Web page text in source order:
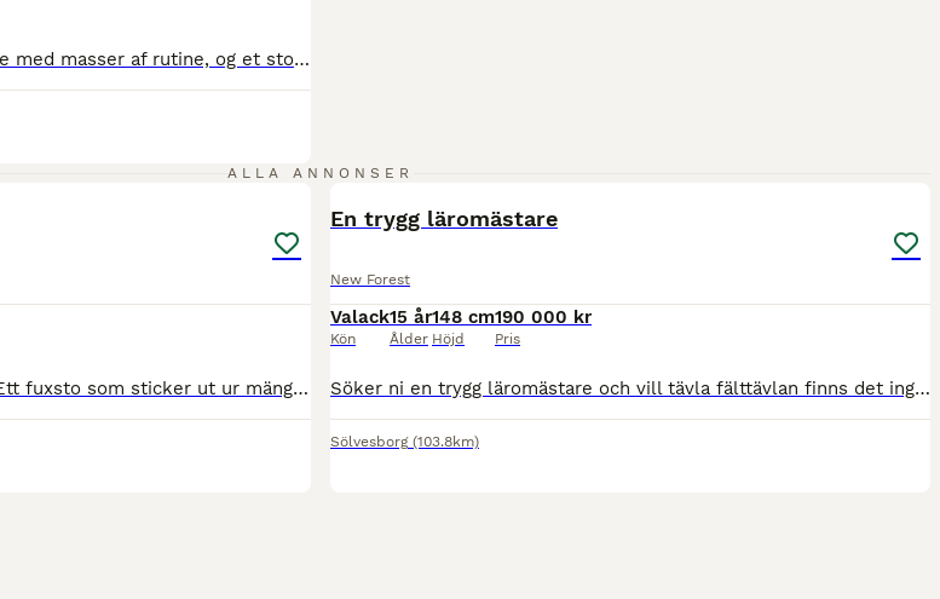
Annie er en erfaren militaryhoppe med masser af rutine, og et stort hjerte for sporten. Med tidligere ejer har hun gået 4* military og har derfor oplevet mange forskellige baner, omgivelser og stævner. Med nuværende juniorrytter har hun startet op til 2*, hvor hun har været en fantastisk makker og læremester. De har bl.a redet junior EM 2025 Annie elsker især terrænet og
ALLA ANNONSER
Raya (Just Royal) är nu till salu. Ett fuxsto som sticker ut ur mängden. Lämpar sig för fälttävlan, startat en felfri TH90 med mkt fina lovord. Kommer även starta vanlig banhoppning inom någon veck
En trygg läromästare
New Forest
Valack
Kön
15 år
Ålder
148 cm
Höjd
190 000 kr
Pris
Söker ni en trygg läromästare och vill tävla fälttävlan finns det ingen bättre. Han är säker på alla terränghinder och älskar vattenhinder. Fin i dressyren och enkel i banhoppningen. Lilleman är en D
Sölvesborg (103.8km)